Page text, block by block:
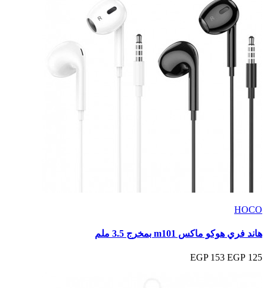
HOCO
هاند فري هوكو ماكس m101 بمخرج 3.5 ملم
125 EGP
153 EGP